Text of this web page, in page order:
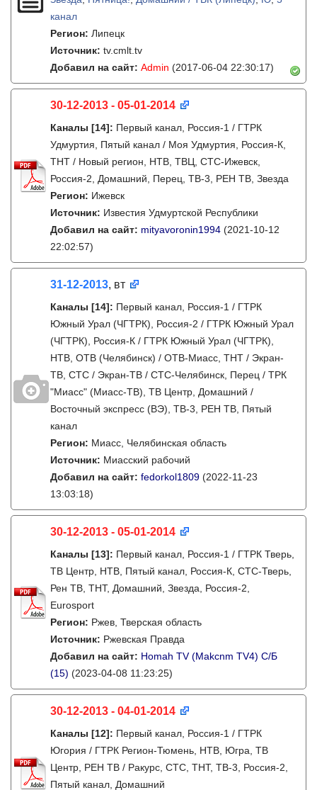
канал
Регион: Липецк
Источник: tv.cmlt.tv
Добавил на сайт: Admin (2017-06-04 22:30:17)
30-12-2013 - 05-01-2014
Каналы [14]: Первый канал, Россия-1 / ГТРК
Удмуртия, Пятый канал / Моя Удмуртия, Россия-К,
ТНТ / Новый регион, НТВ, ТВЦ, СТС-Ижевск,
Россия-2, Домашний, Перец, ТВ-3, РЕН ТВ, Звезда
Регион: Ижевск
Источник: Известия Удмуртской Республики
Добавил на сайт: mityavoronin1994 (2021-10-12
22:02:57)
31-12-2013, вт
Каналы [14]: Первый канал, Россия-1 / ГТРК
Южный Урал (ЧГТРК), Россия-2 / ГТРК Южный Урал
(ЧГТРК), Россия-К / ГТРК Южный Урал (ЧГТРК),
НТВ, ОТВ (Челябинск) / ОТВ-Миасс, ТНТ / Экран-
ТВ, СТС / Экран-ТВ / СТС-Челябинск, Перец / ТРК
"Миасс" (Миасс-ТВ), ТВ Центр, Домашний /
Восточный экспресс (ВЭ), ТВ-3, РЕН ТВ, Пятый
канал
Регион: Миасс, Челябинская область
Источник: Миасский рабочий
Добавил на сайт: fedorkol1809 (2022-11-23
13:03:18)
30-12-2013 - 05-01-2014
Каналы [13]: Первый канал, Россия-1 / ГТРК Тверь,
ТВ Центр, НТВ, Пятый канал, Россия-К, СТС-Тверь,
Рен ТВ, ТНТ, Домашний, Звезда, Россия-2,
Eurosport
Регион: Ржев, Тверская область
Источник: Ржевская Правда
Добавил на сайт: Homah TV (Makcnm TV4) C/Б
(15) (2023-04-08 11:23:25)
30-12-2013 - 04-01-2014
Каналы [12]: Первый канал, Россия-1 / ГТРК
Югория / ГТРК Регион-Тюмень, НТВ, Югра, ТВ
Центр, РЕН ТВ / Ракурс, СТС, ТНТ, ТВ-3, Россия-2,
Пятый канал, Домашний